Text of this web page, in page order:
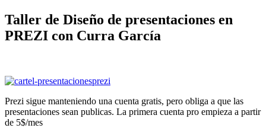
Taller de Diseño de presentaciones en
PREZI con Curra García
Prezi sigue manteniendo una cuenta gratis, pero obliga a que las
presentaciones sean publicas. La primera cuenta pro empieza a partir
de 5$/mes